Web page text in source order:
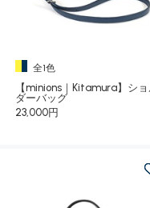
全1色
【minions｜Kitamura】シ
ダーバッグ
23,000円